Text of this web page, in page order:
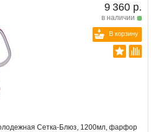
9 360 р.
в наличии
В корзину
Сетка-Блюз, 1200мл, фарфор